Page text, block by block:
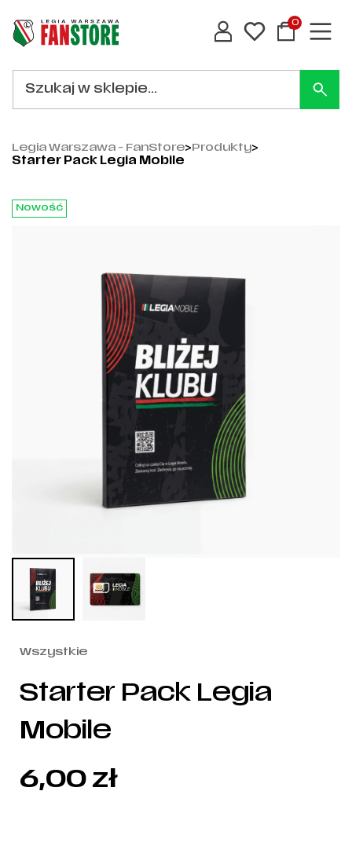
0
Legia Warszawa - FanStore>Produkty>
Starter Pack Legia Mobile
Nowość
Wszystkie
Starter Pack Legia
Mobile
6,00 zł